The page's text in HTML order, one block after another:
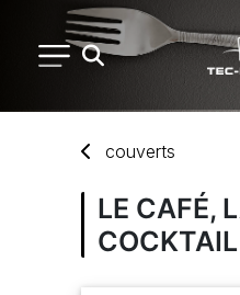
ARTS DE LA TABLE
USAGE UNIQUE
couverts
LE CAFÉ,
COCKTAIL